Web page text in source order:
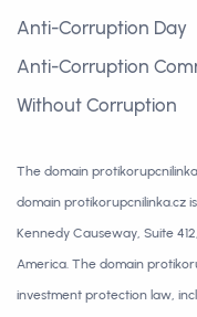
Anti-Corruption Day
Anti-Corruption
Without Corruption
The domain
domain protikorupcnilinka.cz is
Kennedy Causeway, Suite
America. The domain
investment protection law,